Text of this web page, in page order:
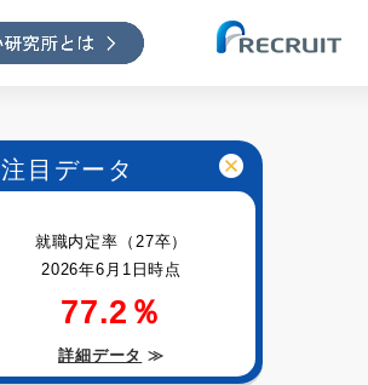
注目データ
就職内定率（27卒）
2026年6月1日時点
77.2％
詳細データ ≫